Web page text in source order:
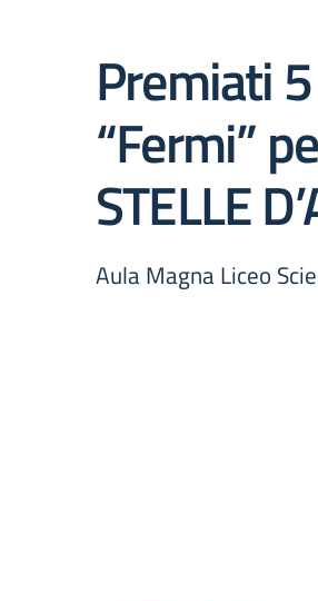
Premiati
“Fermi”
STELLE
Aula Magna Liceo